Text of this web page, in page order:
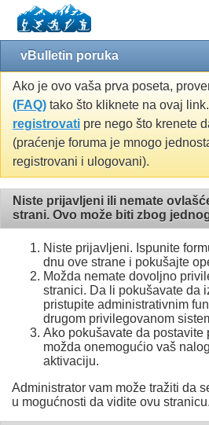
vBulletin poruka
Ako je ovo vaša prva poseta,
(FAQ) tako što kliknete na ovaj
registrovati pre nego što krenete
(praćenje foruma je mnogo
registrovani i ulogovani).
Niste prijavljeni ili nemate
strani. Ovo može biti zbog
Niste prijavljeni. Ispunite
dnu ove strane i pokušajte
Možda nemate dovoljno
stranici. Da li pokušavate da
pristupite administrativnim
drugom privilegovanom
Ako pokušavate da postavite
možda onemogućio vaš
aktivaciju.
Administrator vam može tražiti da
u mogućnosti da vidite ovu stranicu.